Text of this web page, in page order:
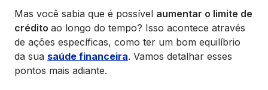
Mas você sabia que é possível aumentar o limite de
crédito ao longo do tempo? Isso acontece através
de ações específicas, como ter um bom equilíbrio
da sua saúde financeira. Vamos detalhar esses
pontos mais adiante.